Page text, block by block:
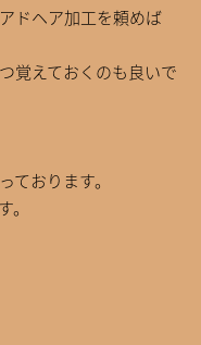
ドヘア加工を頼めば
覚えておくのも良いで
ております。